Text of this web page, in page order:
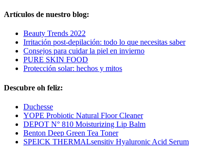
Artículos de nuestro blog:
Beauty Trends 2022
Irritación post-depilación: todo lo que necesitas saber
Consejos para cuidar la piel en invierno
PURE SKIN FOOD
Protección solar: hechos y mitos
Descubre oh feliz:
Duchesse
YOPE Probiotic Natural Floor Cleaner
DEPOT N° 810 Moisturizing Lip Balm
Benton Deep Green Tea Toner
SPEICK THERMALsensitiv Hyaluronic Acid Serum